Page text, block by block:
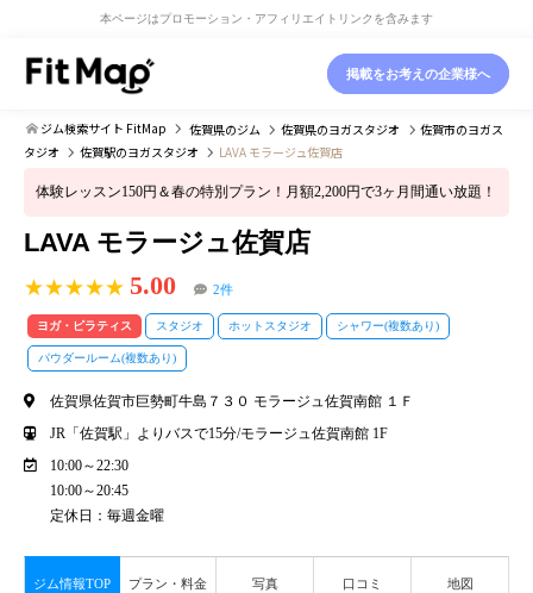
本ページはプロモーション・アフィリエイトリンクを含みます
掲載をお考えの企業様へ
ジム検索サイト FitMap 佐賀県のジム 佐賀県のヨガスタジオ 佐賀市のヨガス
タジオ
佐賀駅のヨガスタジオ LAVA モラージュ佐賀店
体験レッスン150円＆春の特別プラン！月額2,200円で3ヶ月間通い放題！
LAVA モラージュ佐賀店
★★★★★ 5.00 2件
ヨガ・ピラティス スタジオ ホットスタジオ シャワー(複数あり)
パウダールーム(複数あり)
佐賀県佐賀市巨勢町牛島７３０ モラージュ佐賀南館 １Ｆ
JR「佐賀駅」よりバスで15分/モラージュ佐賀南館 1F
10:00～22:30
10:00～20:45
定休日：毎週金曜
ジム情報TOP プラン・料金 写真 口コミ 地図